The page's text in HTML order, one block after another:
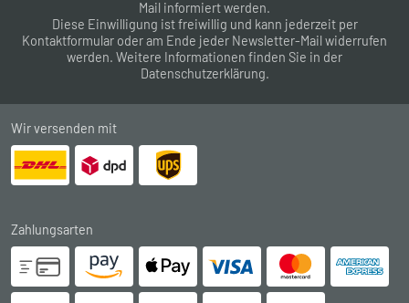
Mail informiert werden.
Diese Einwilligung ist freiwillig und kann jederzeit per
Kontaktformular oder am Ende jeder Newsletter-Mail widerrufen
werden. Weitere Informationen finden Sie in der
Datenschutzerklärung.
Wir versenden mit
Zahlungsarten